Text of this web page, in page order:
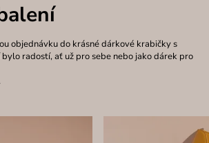
objednávku do krásné dárkové krabičky s
radostí, ať už pro sebe nebo jako dárek pro